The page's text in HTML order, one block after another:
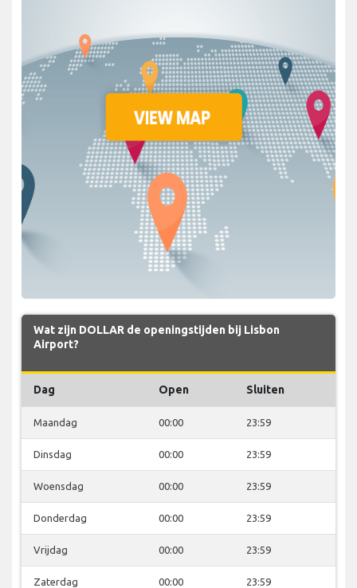
Wat zijn DOLLAR de openingstijden bij Lisbon
Airport?
Dag Open Sluiten
Maandag 00:00 23:59
Dinsdag 00:00 23:59
Woensdag 00:00 23:59
Donderdag 00:00 23:59
Vrijdag 00:00 23:59
Zaterdag 00:00 23:59